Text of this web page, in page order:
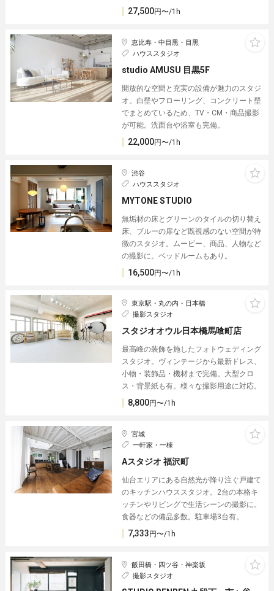
27,500円〜/1h
恵比寿・中目黒・目黒
ハウススタジオ
studio AMUSU 目黒5F
開放的な空間と充実の設備が魅力のスタジ
オ。白壁やフローリング、コンクリート壁
でまとめているため、TV・CM・商品撮影
が可能。洗面台や浴室も完備。
22,000円〜/1h
渋谷
ハウススタジオ
MYTONE STUDIO
無垢材の床とグリーンのタイルの切り替え
床、ブルーの扉など既視感のない空間が特
徴のスタジオ。ムービー、商品、人物など
の撮影に。ベッドルームもあり。
16,500円〜/1h
東京駅・丸の内・日本橋
撮影スタジオ
スタジオオウル日本橋馬喰町店
最高峰の装飾を施したフォトウェディング
スタジオ。ヴィンテージから最新ドレス、
小物・装飾品・機材まで完備。大型クロ
ス・背景紙も有。様々な撮影用途に対応。
8,800円〜/1h
宮城
一軒家・一棟
Aスタジオ 福沢町
仙台エリアにある自然光が降り注ぐ戸建て
のキッチンハウススタジオ。2台の本格キ
ッチンやリビングで生活シーンの撮影に。
食器などの備品多数。駐車場3台有。
7,333 円〜/1h
飯田橋・四ツ谷・神楽坂
撮影スタジオ